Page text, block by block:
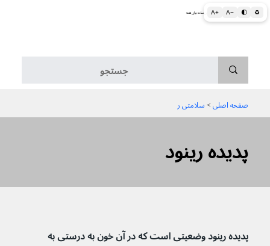
A+ A− 🌓 ♻ اطلاعات پزشکی و بهداشتی به زبان ساده برای همه
پدیده رینود
صفحه اصلی > سلامتی ر
پدیده رینود وضعیتی است که در آن خون به درستی به